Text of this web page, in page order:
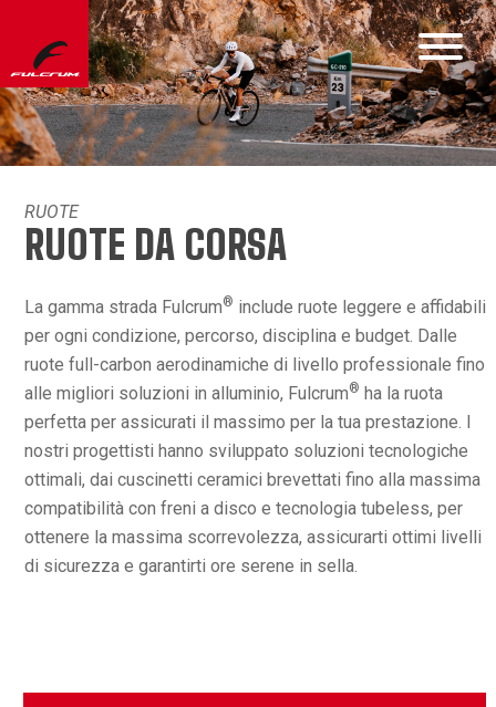
RUOTE
RUOTE DA CORSA
La gamma strada Fulcrum® include ruote leggere e affidabili
per ogni condizione, percorso, disciplina e budget. Dalle
ruote full-carbon aerodinamiche di livello professionale fino
alle migliori soluzioni in alluminio, Fulcrum® ha la ruota
perfetta per assicurati il massimo per la tua prestazione. I
nostri progettisti hanno sviluppato soluzioni tecnologiche
ottimali, dai cuscinetti ceramici brevettati fino alla massima
compatibilità con freni a disco e tecnologia tubeless, per
ottenere la massima scorrevolezza, assicurarti ottimi livelli
di sicurezza e garantirti ore serene in sella.